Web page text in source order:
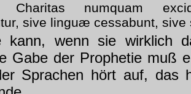
Charitas numquam
sive linguæ cessabunt, sive
kann, wenn sie wirklich
Gabe der Prophetie muß
Sprachen hört auf, das